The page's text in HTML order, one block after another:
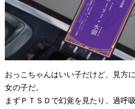
おっこちゃんはいい子だけど、見方
女の子だ。
まずＰＴＳＤで幻覚を見たり、過呼